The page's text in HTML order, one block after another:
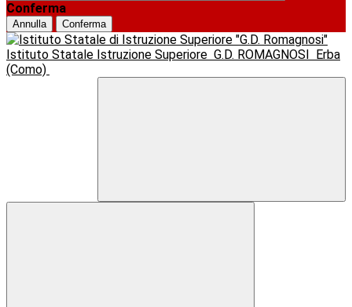
Conferma
Annulla Conferma
Istituto Statale Istruzione Superiore G.D. ROMAGNOSI
Erba
(Como)